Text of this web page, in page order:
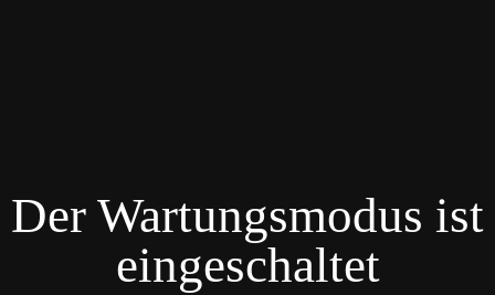
Der Wartungsmodus ist
eingeschaltet